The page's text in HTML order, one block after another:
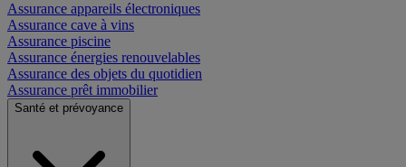
Assurance appareils électroniques
Assurance cave à vins
Assurance piscine
Assurance énergies renouvelables
Assurance des objets du quotidien
Assurance prêt immobilier
Santé et prévoyance